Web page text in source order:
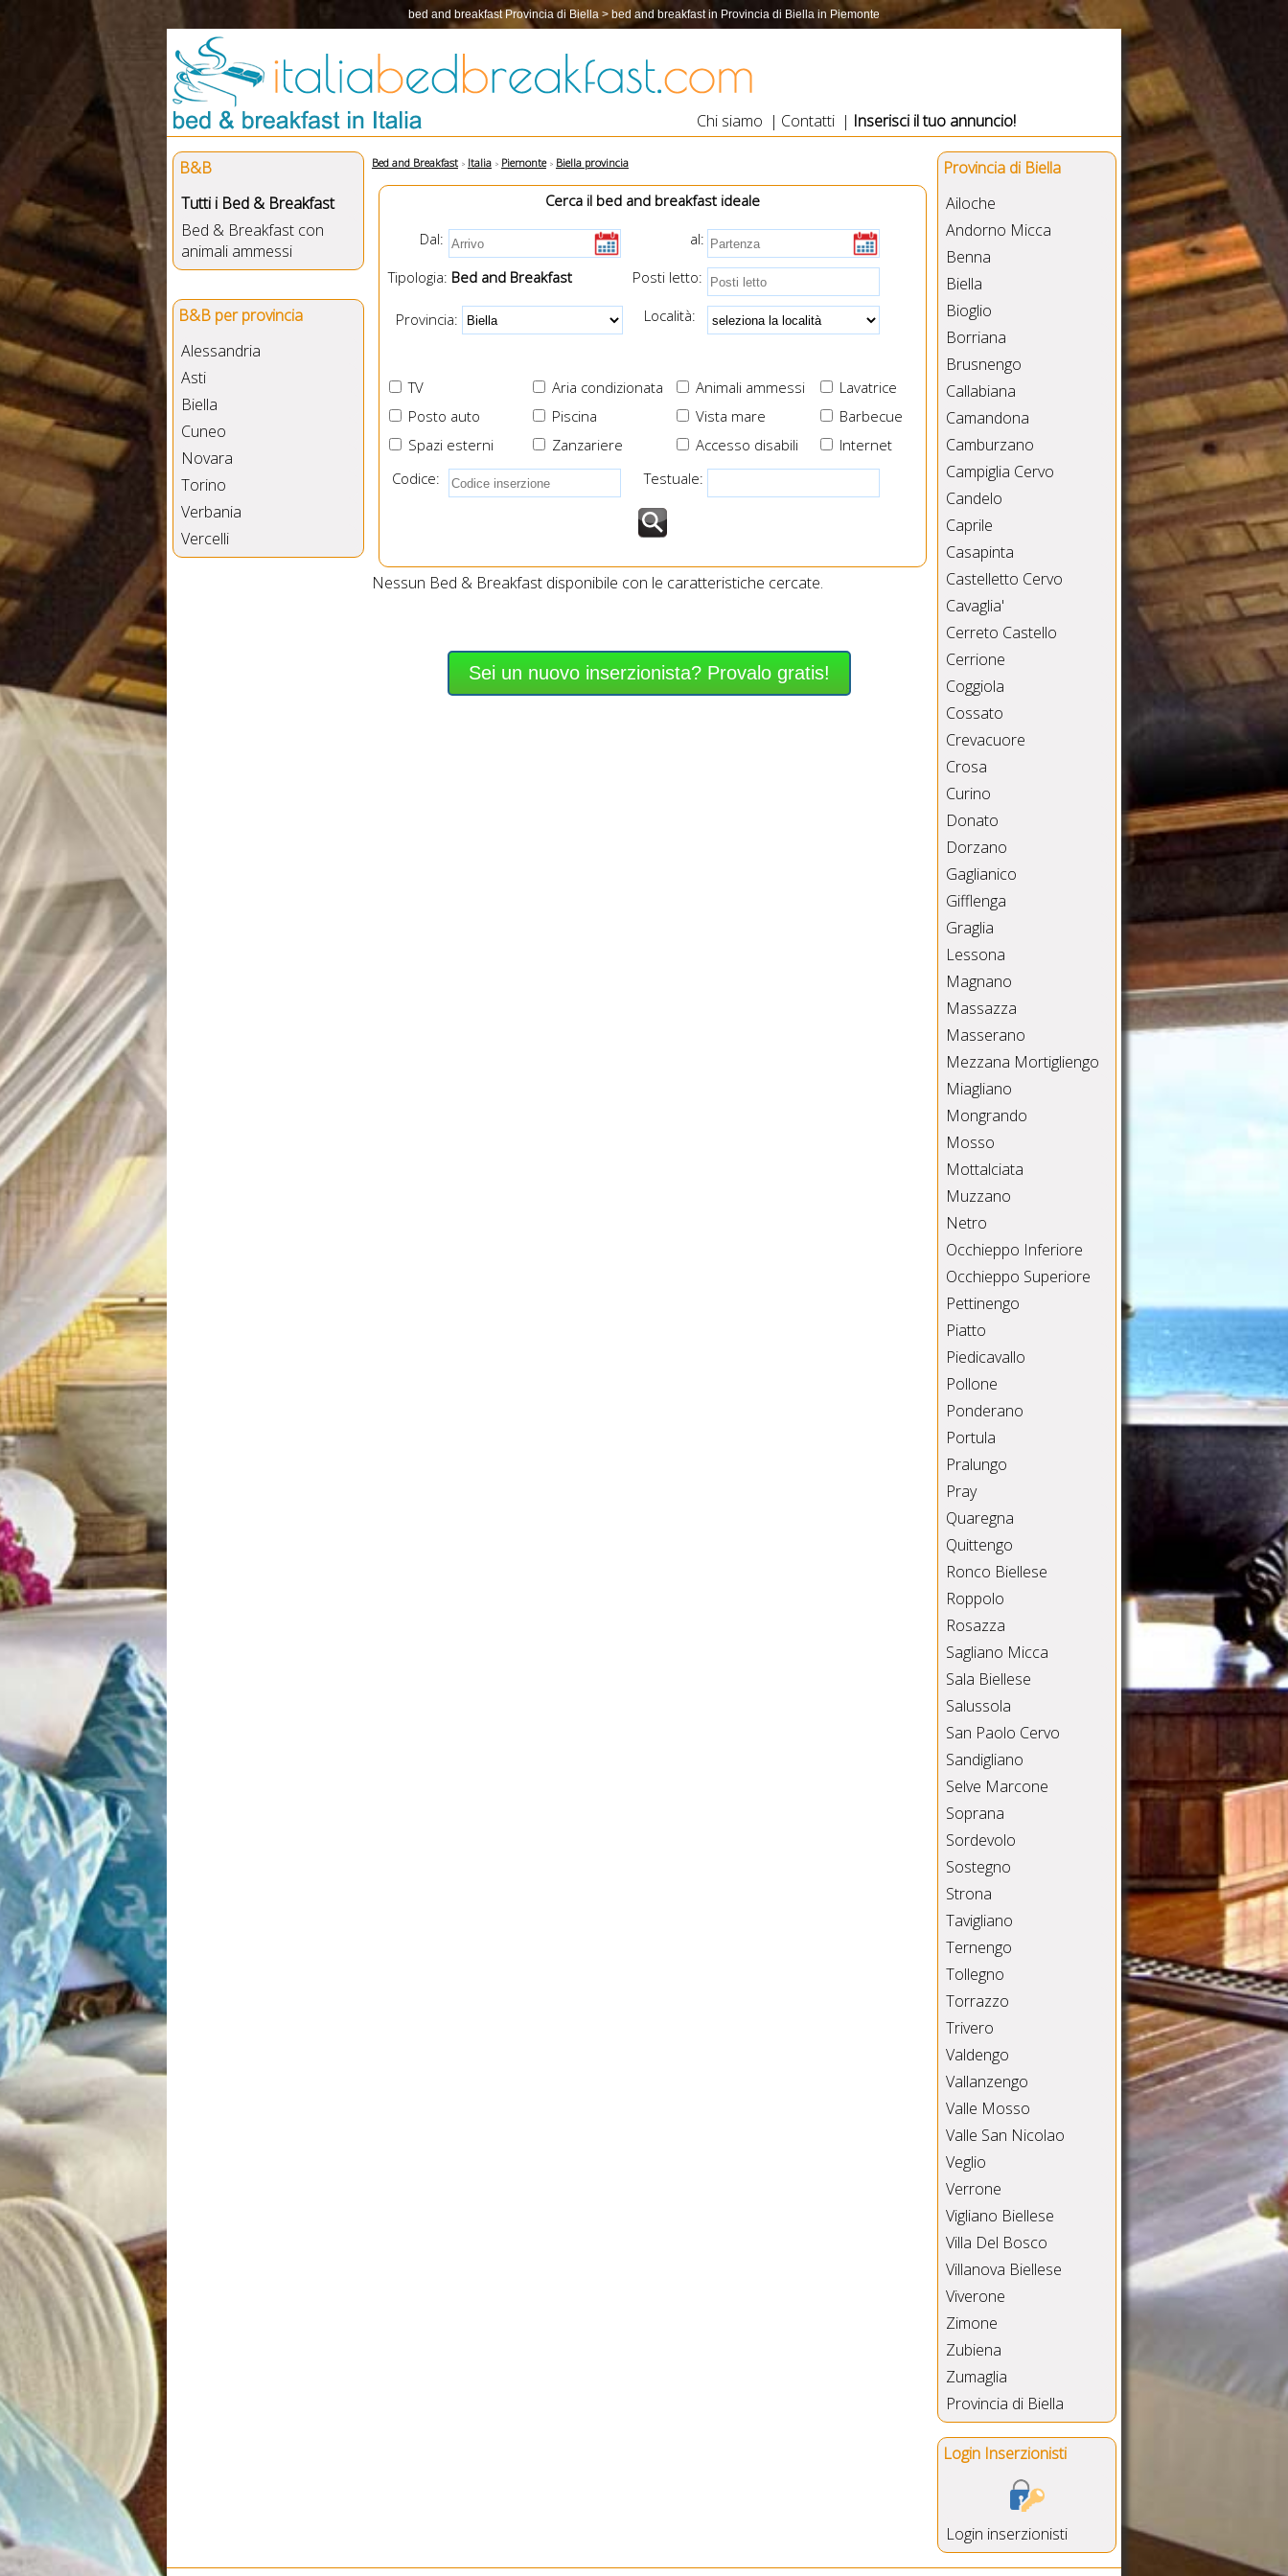
bed and breakfast Provincia di Biella > bed and breakfast in Provincia di Biella in Piemonte
Chi siamo | Contatti | Inserisci il tuo annuncio!
B&B
Tutti i Bed & Breakfast
Bed & Breakfast con
animali ammessi
B&B per provincia
Alessandria
Asti
Biella
Cuneo
Novara
Torino
Verbania
Vercelli
Bed and Breakfast Italia Piemonte Biella provincia
Cerca il bed and breakfast ideale
Dal:
al:
Tipologia: Bed and Breakfast Posti letto:
Provincia: Località:
TV Aria condizionata Animali ammessi
Lavatrice
Posto auto
Piscina Vista mare
Barbecue
Spazi esterni
Zanzariere Internet
Accesso disabili
Codice:
Testuale:
Nessun Bed & Breakfast disponibile con le caratteristiche cercate.
Sei un nuovo inserzionista? Provalo gratis!
Provincia di Biella
Ailoche
Andorno Micca
Benna
Biella
Bioglio
Borriana
Brusnengo
Callabiana
Camandona
Camburzano
Campiglia Cervo
Candelo
Caprile
Casapinta
Castelletto Cervo
Cavaglia'
Cerreto Castello
Cerrione
Coggiola
Cossato
Crevacuore
Crosa
Curino
Donato
Dorzano
Gaglianico
Gifflenga
Graglia
Lessona
Magnano
Massazza
Masserano
Mezzana Mortigliengo
Miagliano
Mongrando
Mosso
Mottalciata
Muzzano
Netro
Occhieppo Inferiore
Occhieppo Superiore
Pettinengo
Piatto
Piedicavallo
Pollone
Ponderano
Portula
Pralungo
Pray
Quaregna
Quittengo
Ronco Biellese
Roppolo
Rosazza
Sagliano Micca
Sala Biellese
Salussola
San Paolo Cervo
Sandigliano
Selve Marcone
Soprana
Sordevolo
Sostegno
Strona
Tavigliano
Ternengo
Tollegno
Torrazzo
Trivero
Valdengo
Vallanzengo
Valle Mosso
Valle San Nicolao
Veglio
Verrone
Vigliano Biellese
Villa Del Bosco
Villanova Biellese
Viverone
Zimone
Zubiena
Zumaglia
Provincia di Biella
Login Inserzionisti
Login inserzionisti